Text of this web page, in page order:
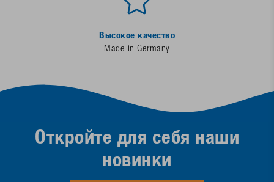
Высокое качество
Made in Germany
Откройте для себя наши
новинки